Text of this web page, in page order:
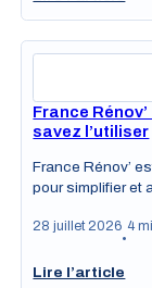
France
savez l’utiliser
France Rénov’
pour simplifier et
28 juillet 2026
•
4
Lire l’article